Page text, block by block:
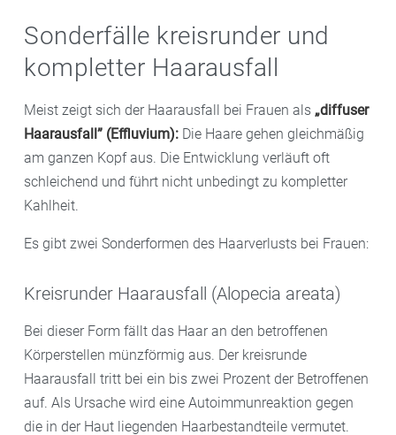
häufiger unter Haarverlust an den Schläfen oder im
Stirn-Bereich.
Flechten, Bindegewebserkrankungen oder
Pilzinfektionen können diesem zugrunde liegen.
Sonderfälle kreisrunder und
kompletter Haarausfall
Meist zeigt sich der Haarausfall bei Frauen als „diffuser
Haarausfall” (Effluvium): Die Haare gehen gleichmäßig
am ganzen Kopf aus. Die Entwicklung verläuft oft
schleichend und führt nicht unbedingt zu kompletter
Kahlheit.
Es gibt zwei Sonderformen des Haarverlusts bei Frauen:
Kreisrunder Haarausfall (Alopecia areata)
Bei dieser Form fällt das Haar an den betroffenen
Körperstellen münzförmig aus. Der kreisrunde
Haarausfall tritt bei ein bis zwei Prozent der Betroffenen
auf. Als Ursache wird eine Autoimmunreaktion gegen
die in der Haut liegenden Haarbestandteile vermutet.